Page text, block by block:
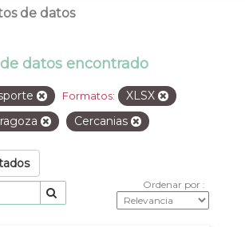
de datos
datos encontrado
Formatos: XLSX
Cercanias
Ordenar por